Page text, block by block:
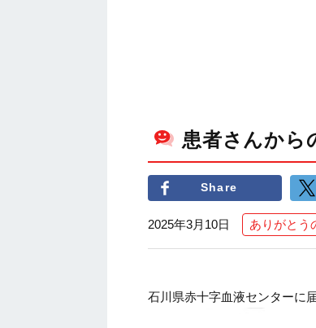
患者さんから
Share
2025年3月10日 ありがとう
石川県赤十字血液センターに